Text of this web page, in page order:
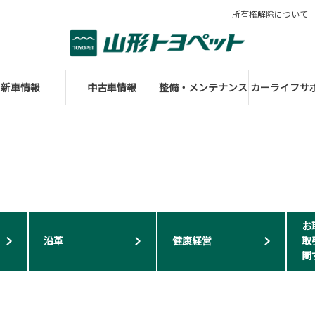
新車情報 中古車情報 整備・メンテナンス カーライフサ
所有権解除について
沿革 健康経営
取
関